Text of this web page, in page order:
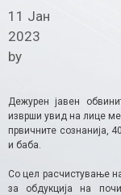
11 Јан
2023
by
Дежурен јавен
изврши увид на лице
првичните сознанија,
и баба.
Со цел расчистување
за обдукција на